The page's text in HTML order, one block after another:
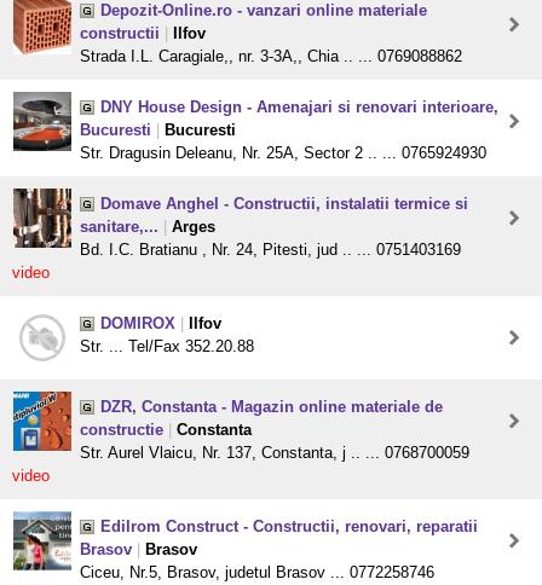
Depozit-Online.ro - vanzari online materiale
constructii
Ilfov
Strada I.L. Caragiale,, nr. 3-3A,, Chia .. ... 0769088862
DNY House Design - Amenajari si renovari interioare,
Bucuresti
Bucuresti
Str. Dragusin Deleanu, Nr. 25A, Sector 2 .. ... 0765924930
Domave Anghel - Constructii, instalatii termice si
sanitare,...
Arges
Bd. I.C. Bratianu , Nr. 24, Pitesti, jud .. ... 0751403169
video
DOMIROX
Ilfov
Str. ... Tel/Fax 352.20.88
DZR, Constanta - Magazin online materiale de
constructie
Constanta
Str. Aurel Vlaicu, Nr. 137, Constanta, j .. ... 0768700059
video
Edilrom Construct - Constructii, renovari, reparatii
Brasov
Brasov
Ciceu, Nr.5, Brasov, judetul Brasov ... 0772258746